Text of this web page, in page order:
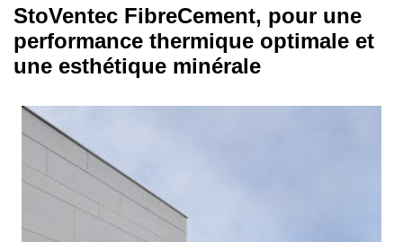
StoVentec FibreCement, pour une
performance thermique optimale et
une esthétique minérale